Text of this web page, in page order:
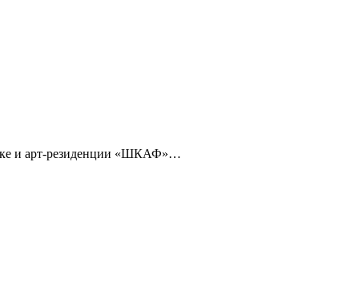
и арт-резиденции «ШКАФ»…